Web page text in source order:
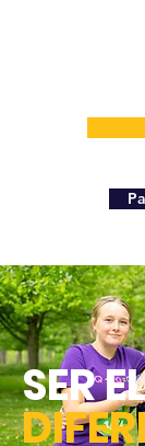
SER EL